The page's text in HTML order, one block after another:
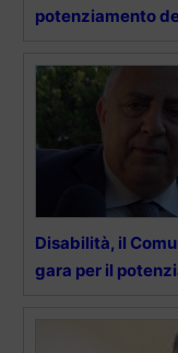
potenziamento
Disabilità, il
gara per il